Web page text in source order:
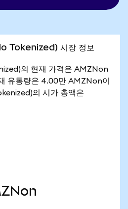
Tokenized) 시장 정보
의 현재 가격은 AMZNon
유통량은 4.00만 AMZNon이
의 시가 총액은